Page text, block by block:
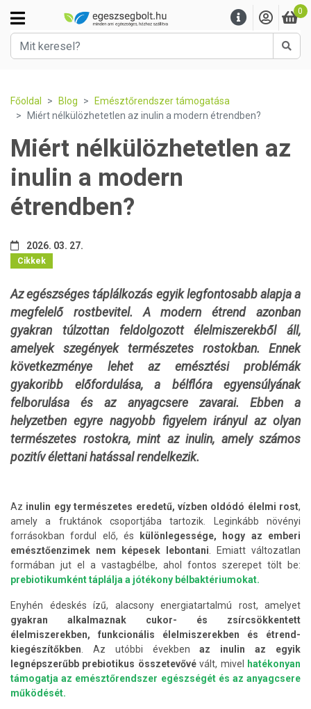
0
Főoldal Blog
Emésztőrendszer támogatása
Miért nélkülözhetetlen az inulin a modern étrendben?
Miért nélkülözhetetlen az
inulin a modern
étrendben?
2026. 03. 27.
Cikkek
Az egészséges táplálkozás egyik legfontosabb alapja a
megfelelő rostbevitel. A modern étrend azonban
gyakran túlzottan feldolgozott élelmiszerekből áll,
amelyek szegények természetes rostokban. Ennek
következménye lehet az emésztési problémák
gyakoribb előfordulása, a bélflóra egyensúlyának
felborulása és az anyagcsere zavarai. Ebben a
helyzetben egyre nagyobb figyelem irányul az olyan
természetes rostokra, mint az inulin, amely számos
pozitív élettani hatással rendelkezik.
Az inulin egy természetes eredetű, vízben oldódó élelmi rost,
amely a fruktánok csoportjába tartozik. Leginkább növényi
forrásokban fordul elő, és
különlegessége, hogy az emberi
emésztőenzimek nem képesek lebontani . Emiatt változatlan
formában jut el a vastagbélbe, ahol fontos szerepet tölt be:
prebiotikumként táplálja a jótékony bélbaktériumokat.
Enyhén édeskés ízű, alacsony energiatartalmú rost, amelyet
gyakran alkalmaznak cukor- és zsírcsökkentett
élelmiszerekben, funkcionális élelmiszerekben és étrend-
kiegészítőkben . Az utóbbi évekbenaz inulin az egyik
legnépszerűbb prebiotikus összetevővévált, mivel
hatékonyan
támogatja az emésztőrendszer egészségét és az anyagcsere
működését.